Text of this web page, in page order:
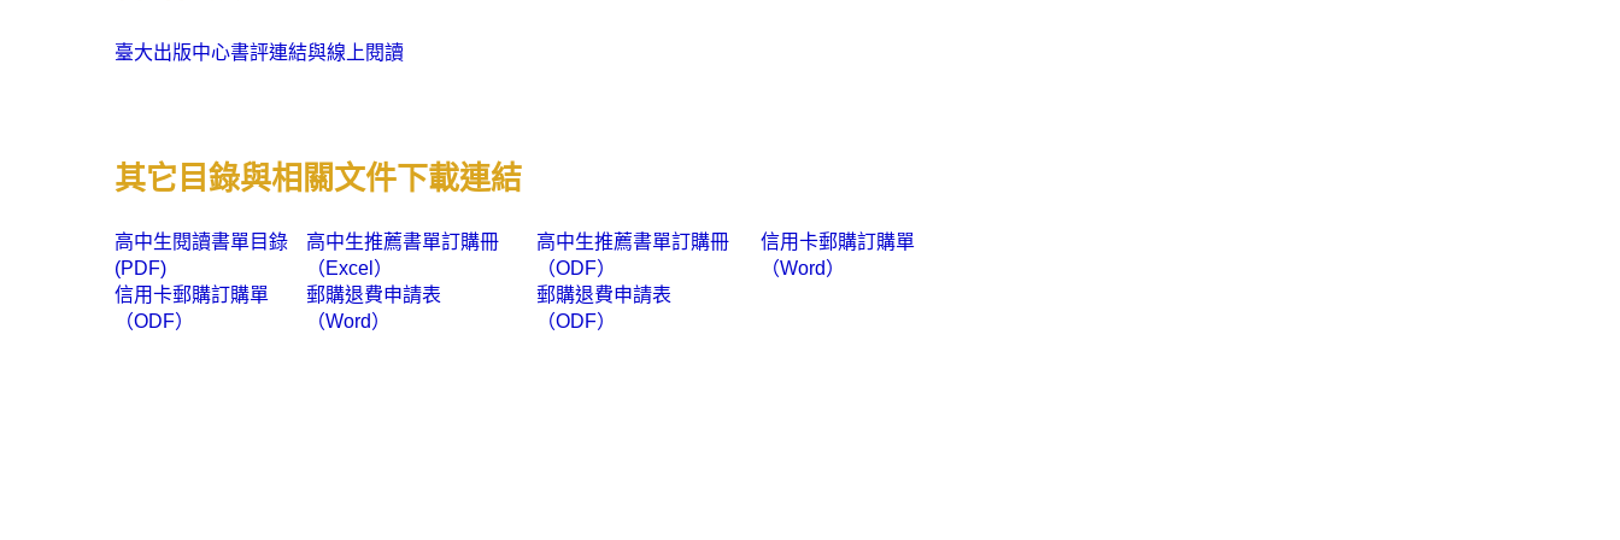
臺大出版中心書評連結與線上閱讀
其它目錄與相關文件下載連結
高中生閱讀書單目錄
(PDF)
高中生推薦書單訂購冊
（Excel）
高中生推薦書單訂購冊
（ODF）
信用卡郵購訂購單
（Word）
信用卡郵購訂購單
（ODF）
郵購退費申請表
（Word）
郵購退費申請表
（ODF）